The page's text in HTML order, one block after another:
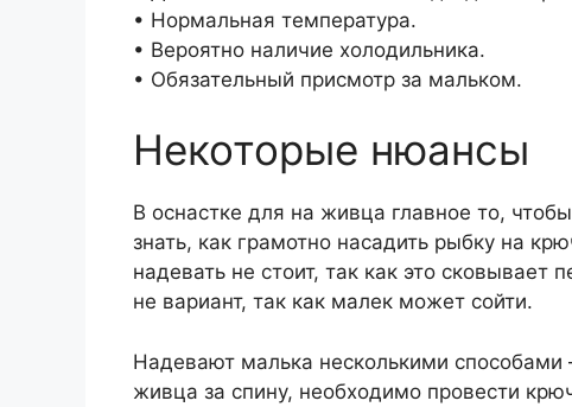
• Нормальная температура.
• Вероятно наличие холодильника.
• Обязательный присмотр за мальком.
Некоторые нюансы
В оснастке для на живца главное то,
знать, как грамотно насадить рыбку на
надевать не стоит, так как это
не вариант, так как малек может сойти.
Надевают малька несколькими способами
живца за спину, необходимо провести